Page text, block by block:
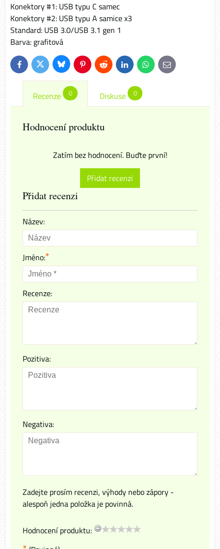
Konektory #1: USB typu C samec
Konektory #2: USB typu A samice x3
Standard: USB 3.0/USB 3.1 gen 1
Barva: grafitová
FacebookTwitterBlueskyPinterestReddit LinkedInWhatsApp
E-
mail
Recenze 0 Diskuse 0
Hodnocení produktu
Zatím bez hodnocení. Buďte první!
Přidat recenzi
Přidat recenzi
Název:
Jméno:*
Recenze:
Pozitiva:
Negativa:
Zadejte prosím recenzi, výhody nebo zápory -
alespoň jedna položka je povinná.
Hodnocení produktu: